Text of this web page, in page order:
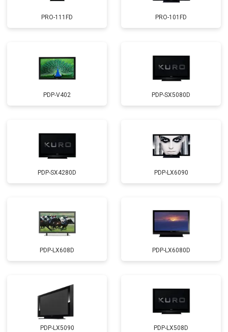
PRO-111FD PRO-101FD
PDP-V402 PDP-SX5080D
PDP-SX4280D PDP-LX6090
PDP-LX608D PDP-LX6080D
PDP-LX5090 PDP-LX508D